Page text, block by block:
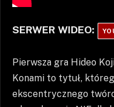
SERWER WIDEO:
Pierwsza gra Hideo
Konami to tytuł,
ekscentrycznego